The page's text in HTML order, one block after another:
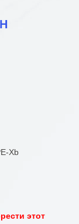
Xb
этот